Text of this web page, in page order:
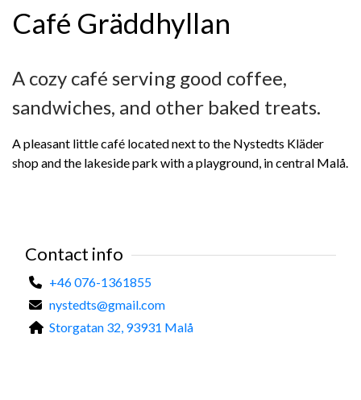
Café Gräddhyllan
A cozy café serving good coffee,
sandwiches, and other baked treats.
A pleasant little café located next to the Nystedts Kläder
shop and the lakeside park with a playground, in central Malå.
Contact info
+46 076-1361855
nystedts@gmail.com
Storgatan 32, 93931 Malå